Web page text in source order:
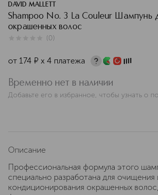
DAVID MALLETT
Shampoo No. 3 La Couleur Шампунь
окрашенных волос
(0)
от 174 ¤ х 4 платежа
Временно нет в наличии
Добавьте его в избранное, чтобы узнать о
Описание
Профессиональная формула этого
специально разработана для очищения
кондиционирования окрашенных